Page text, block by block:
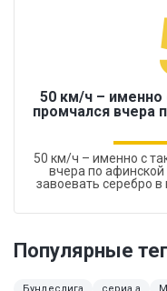
50 км/ч – именно
промчался вчера
50 км/ч – именно с
вчера по
завоевать серебро в
Популярные